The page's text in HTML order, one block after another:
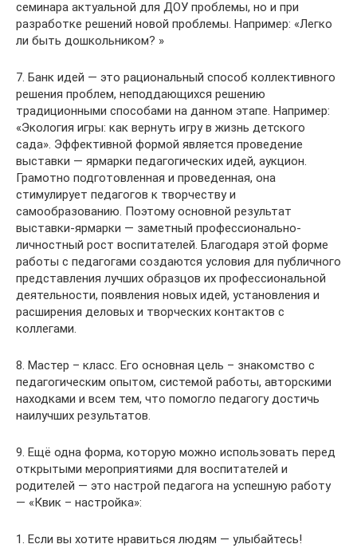
семинара актуальной для ДОУ проблемы, но и при
разработке решений новой проблемы. Например: «Легко
ли быть дошкольником? »
7. Банк идей — это рациональный способ коллективного
решения проблем, неподдающихся решению
традиционными способами на данном этапе. Например:
«Экология игры: как вернуть игру в жизнь детского
сада». Эффективной формой является проведение
выставки — ярмарки педагогических идей, аукцион.
Грамотно подготовленная и проведенная, она
стимулирует педагогов к творчеству и
самообразованию. Поэтому основной результат
выставки-ярмарки — заметный профессионально-
личностный рост воспитателей. Благодаря этой форме
работы с педагогами создаются условия для публичного
представления лучших образцов их профессиональной
деятельности, появления новых идей, установления и
расширения деловых и творческих контактов с
коллегами.
8. Мастер – класс. Его основная цель – знакомство с
педагогическим опытом, системой работы, авторскими
находками и всем тем, что помогло педагогу достичь
наилучших результатов.
9. Ещё одна форма, которую можно использовать перед
открытыми мероприятиями для воспитателей и
родителей — это настрой педагога на успешную работу
— «Квик – настройка»:
1. Если вы хотите нравиться людям — улыбайтесь!